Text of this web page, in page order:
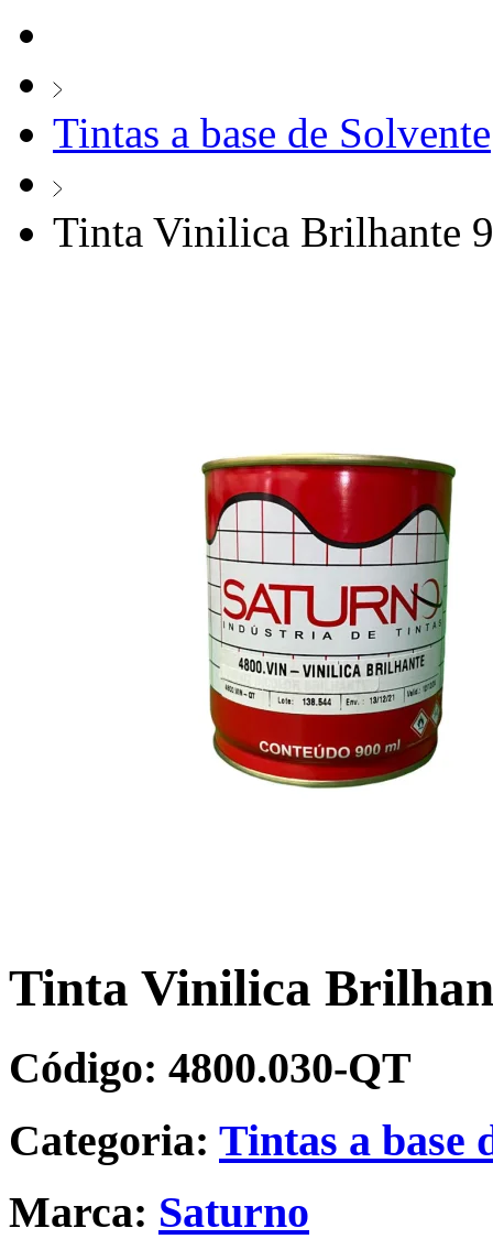
Tintas a base de Solvente
Tinta Vinilica Brilhante
Tinta Vinilica
Código: 4800.030-QT
Categoria: Tintas a base
Marca: Saturno